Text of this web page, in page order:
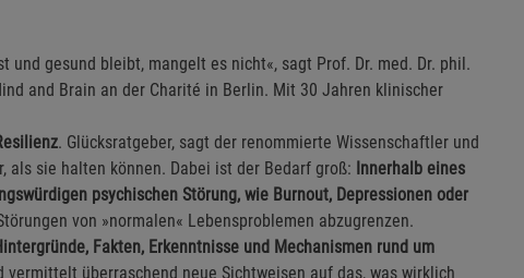
und gesund bleibt, mangelt es nicht«, sagt Prof. Dr. med. Dr. phil.
and Brain an der Charité in Berlin. Mit 30 Jahren klinischer
. Glücksratgeber, sagt der renommierte Wissenschaftler und
als sie halten können. Dabei ist der Bedarf groß: Innerhalb eines
psychischen Störung, wie Burnout, Depressionen oder
von »normalen« Lebensproblemen abzugrenzen.
Fakten, Erkenntnisse und Mechanismen rund um
vermittelt überraschend neue Sichtweisen auf das, was wirklich